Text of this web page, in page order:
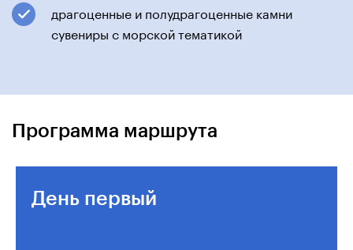
драгоценные и полудрагоценные камни
сувениры с морской тематикой
Программа маршрута
День первый